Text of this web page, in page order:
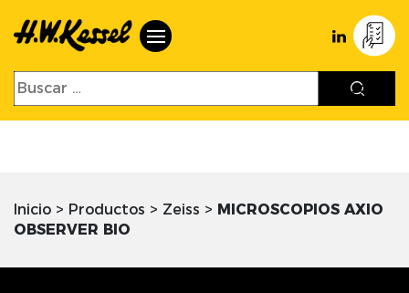
Inicio > Productos > Zeiss > MICROSCOPIOS AXIO
OBSERVER BIO